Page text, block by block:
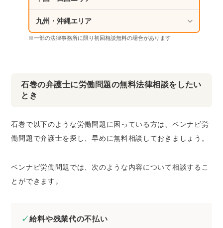
九州・沖縄エリア
※一部の法律事務所に限り初回相談無料の場合があります
石巻の弁護士に労働問題の無料法律相談をしたい
とき
石巻で以下のような労働問題に困っている方は、ベンナビ労
働問題で弁護士を探し、早めに無料相談しておきましょう。
ベンナビ労働問題では、次のような内容について相談するこ
とができます。
給料や残業代の不払い